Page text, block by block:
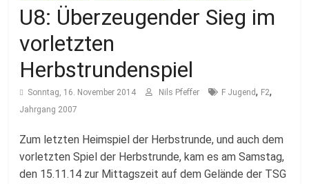
U8: Überzeugender Sieg im
vorletzten
Herbstrundenspiel
Sonntag, 16. November 2014 Nils Pfeffer F Jugend, F2,
Jahrgang 2007
Zum letzten Heimspiel der Herbstrunde, und auch dem
vorletzten Spiel der Herbstrunde, kam es am Samstag,
den 15.11.14 zur Mittagszeit auf dem Gelände der TSG